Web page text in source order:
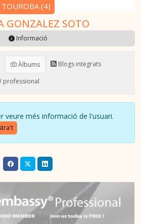
(4)
GONZALEZ SOTO
Informació
Àlbums
Blogs integrats
professional
veure més informació de l'usuari.